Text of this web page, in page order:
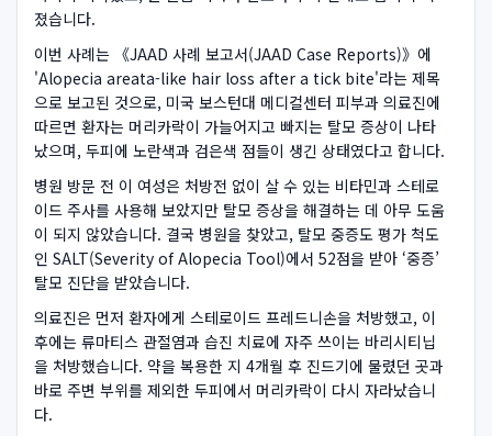
졌습니다.
이번 사례는 《JAAD 사례 보고서(JAAD Case Reports)》에
'Alopecia areata-like hair loss after a tick bite'라는 제목
으로 보고된 것으로, 미국 보스턴대 메디컬센터 피부과 의료진에
따르면 환자는 머리카락이 가늘어지고 빠지는 탈모 증상이 나타
났으며, 두피에 노란색과 검은색 점들이 생긴 상태였다고 합니다.
병원 방문 전 이 여성은 처방전 없이 살 수 있는 비타민과 스테로
이드 주사를 사용해 보았지만 탈모 증상을 해결하는 데 아무 도움
이 되지 않았습니다. 결국 병원을 찾았고, 탈모 중증도 평가 척도
인 SALT(Severity of Alopecia Tool)에서 52점을 받아 ‘중증’
탈모 진단을 받았습니다.
의료진은 먼저 환자에게 스테로이드 프레드니손을 처방했고, 이
후에는 류마티스 관절염과 습진 치료에 자주 쓰이는 바리시티닙
을 처방했습니다. 약을 복용한 지 4개월 후 진드기에 물렸던 곳과
바로 주변 부위를 제외한 두피에서 머리카락이 다시 자라났습니
다.